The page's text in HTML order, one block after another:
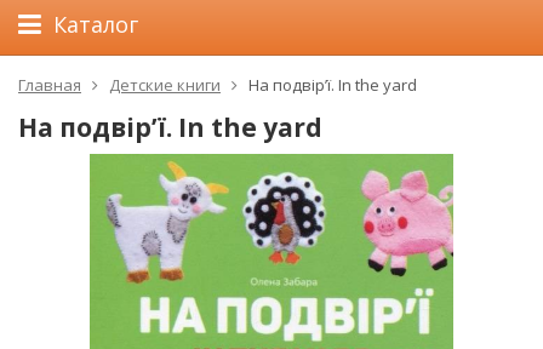
Каталог
Главная Детские книги На подвір’ї. In the yard
На подвір’ї. In the yard